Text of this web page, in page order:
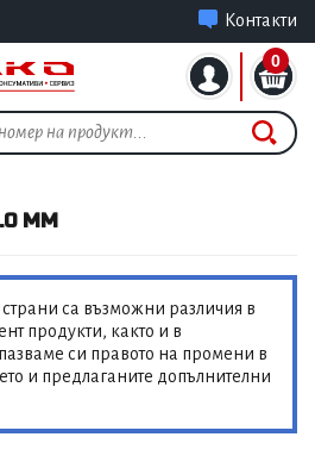
Контакти
0
ММ
страни са възможни различия в
продукти, както и в
си правото на промени в
и предлаганите допълнителни